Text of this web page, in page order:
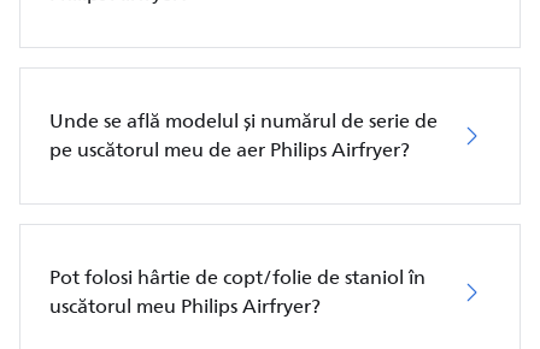
Unde se află modelul și numărul de serie de
pe uscătorul meu de aer Philips Airfryer?
Pot folosi hârtie de copt/folie de staniol în
uscătorul meu Philips Airfryer?